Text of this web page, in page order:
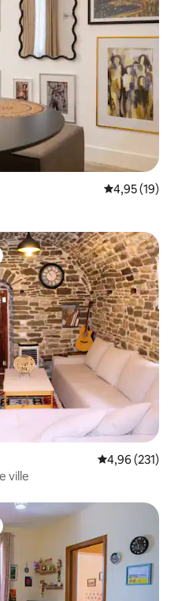
Note
4,95 (19)
les plus aimés
Note
4,96 (231)
ville
les plus aimés